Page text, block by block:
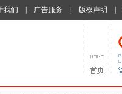
我们 广告服务 版权声明